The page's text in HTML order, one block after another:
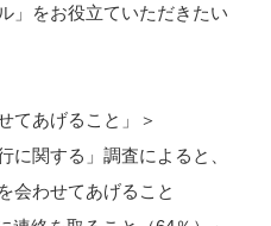
」をお役立ていただきたい
てあげること」＞
に関する」調査によると、
会わせてあげること